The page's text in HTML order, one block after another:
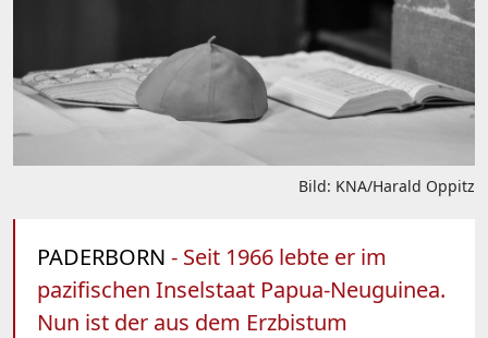
Bild: KNA/Harald Oppitz
PADERBORN - Seit 1966 lebte er im
pazifischen Inselstaat Papua-Neuguinea.
Nun ist der aus dem Erzbistum